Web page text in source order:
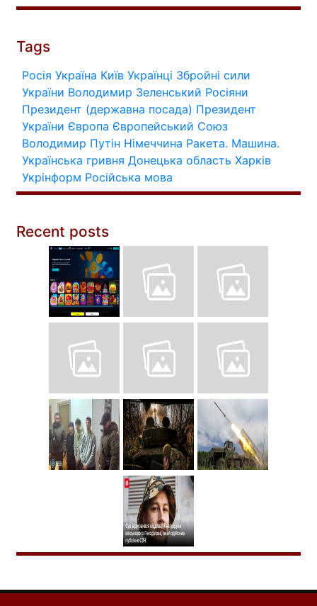
Tags
Росія Україна Київ Українці Збройні сили
України Володимир Зеленський Росіяни
Президент (державна посада) Президент
України Європа Європейський Союз
Володимир Путін Німеччина Ракета. Машина.
Українська гривня Донецька область Харків
Укрінформ Російська мова
Recent posts